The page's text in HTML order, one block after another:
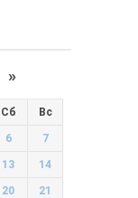
»
Сб Вс
6 7
13 14
20 21